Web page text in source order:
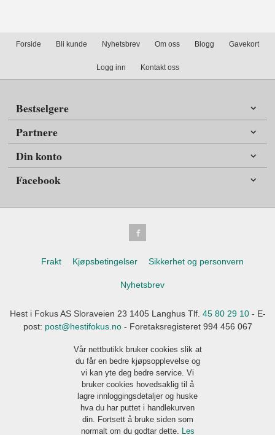
Forside Bli kunde Nyhetsbrev Om oss Blogg Gavekort
Logg inn Kontakt oss
Bestselgere
Partnere
Din konto
Facebook
Frakt Kjøpsbetingelser Sikkerhet og personvern
Nyhetsbrev
Hest i Fokus AS Sloraveien 23 1405 Langhus Tlf. 45 80 29 10- E-
post: post@hestifokus.no- Foretaksregisteret 994 456 067
Vår nettbutikk bruker cookies slik at
du får en bedre kjøpsopplevelse og
vi kan yte deg bedre service. Vi
bruker cookies hovedsaklig til å
lagre innloggingsdetaljer og huske
hva du har puttet i handlekurven
din. Fortsett å bruke siden som
normalt om du godtar dette. Les